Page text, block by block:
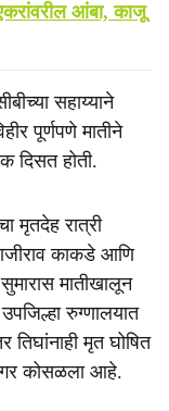
आंबा, काजू
सहाय्याने
पूर्णपणे मातीने
दिसत होती.
मृतदेह रात्री
काकडे आणि
मातीखालून
रुग्णालयात
मृत घोषित
कोसळला आहे.